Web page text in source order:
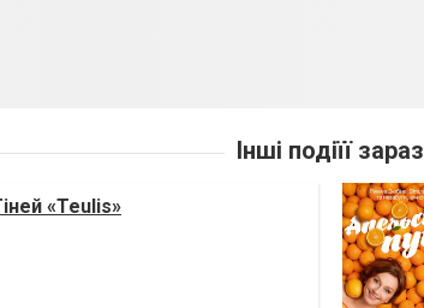
Інші подіїї зараз
«Teulis»